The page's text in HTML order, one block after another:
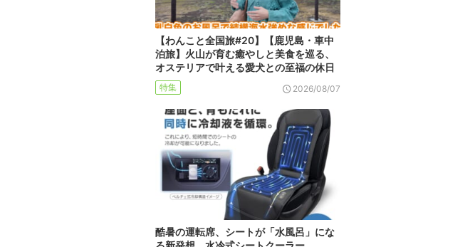
【わんこと全国旅#20】【鹿児島・車中
泊旅】火山が育む癒やしと美食を巡る、
オステリアで叶える愛犬との至福の休日
特集 2026/08/07
酷暑の運転席、シートが「水風呂」にな